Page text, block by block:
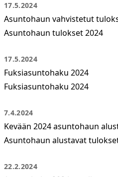
17.5.2024
Asuntohaun vahvistetut
Asuntohaun tulokset 2024
17.5.2024
Fuksiasuntohaku 2024
Fuksiasuntohaku 2024
7.4.2024
Kevään 2024 asuntohaun
Asuntohaun alustavat
22.2.2024